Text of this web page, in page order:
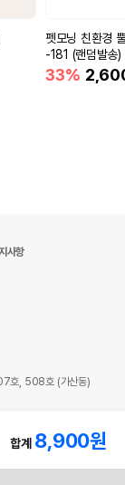
펫모닝 친환경
-181 (랜덤발송)
33%
합계 8,900원
사항
호, 508호 (가산동)